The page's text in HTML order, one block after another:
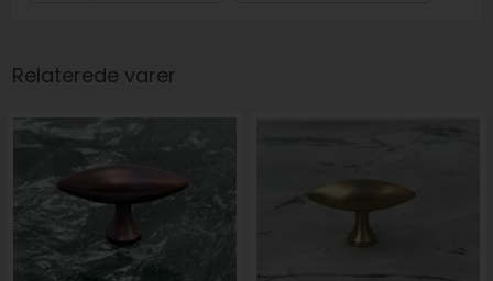
Relaterede varer